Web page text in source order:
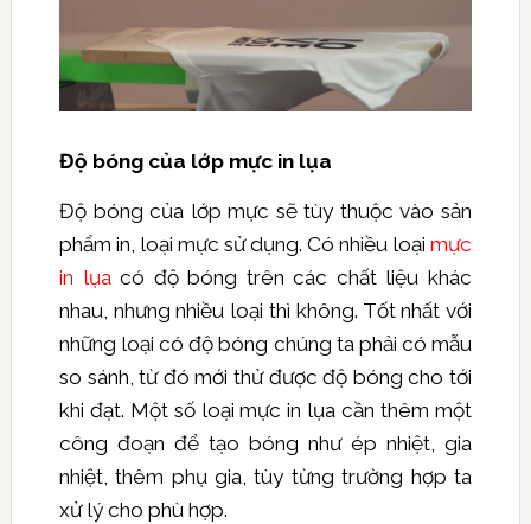
Độ bóng của lớp mực in lụa
Độ bóng của lớp mực sẽ tùy thuộc vào sản
phẩm in, loại mực sử dụng. Có nhiều loạimực
in lụacó độ bóng trên các chất liệu khác
nhau, nhưng nhiều loại thì không. Tốt nhất với
những loại có độ bóng chúng ta phải có mẫu
so sánh, từ đó mới thử được độ bóng cho tới
khi đạt. Một số loại mực in lụa cần thêm một
công đoạn để tạo bóng như ép nhiệt, gia
nhiệt, thêm phụ gia, tùy từng trường hợp ta
xử lý cho phù hợp.